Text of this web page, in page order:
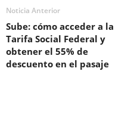
Noticia Anterior
Sube: cómo acceder a la
Tarifa Social Federal y
obtener el 55% de
descuento en el pasaje